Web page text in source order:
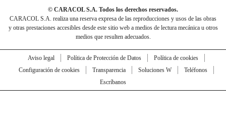
© CARACOL S.A. Todos los derechos reservados.
CARACOL S.A. realiza una reserva expresa de las reproducciones y usos de las obras
y otras prestaciones accesibles desde este sitio web a medios de lectura mecánica u otros
medios que resulten adecuados.
Aviso legal Política de Protección de Datos
Política de cookies
Configuración de cookies
Transparencia Soluciones W
Teléfonos
Escríbanos